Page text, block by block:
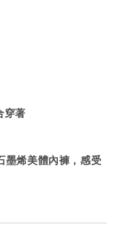
穿著
墨烯美體內褲，感受